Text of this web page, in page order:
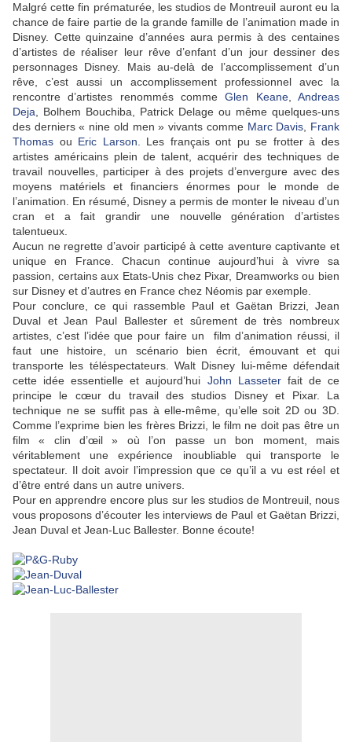
Malgré cette fin prématurée, les studios de Montreuil auront eu la
chance de faire partie de la grande famille de l’animation made in
Disney. Cette quinzaine d’années aura permis à des centaines
d’artistes de réaliser leur rêve d’enfant d’un jour dessiner des
personnages Disney. Mais au-delà de l’accomplissement d’un
rêve, c’est aussi un accomplissement professionnel avec la
rencontre d’artistes renommés commeGlen Keane,Andreas
Deja , Bolhem Bouchiba, Patrick Delage ou même quelques-uns
des derniers « nine old men » vivants comme Marc Davis
Frank
Thomas ou Eric Larson . Les français ont pu se frotter à des
artistes américains plein de talent, acquérir des techniques de
travail nouvelles, participer à des projets d’envergure avec des
moyens matériels et financiers énormes pour le monde de
l’animation. En résumé, Disney a permis de monter le niveau d’un
cran et a fait grandir une nouvelle génération d’artistes
talentueux.
Aucun ne regrette d’avoir participé à cette aventure captivante et
unique en France. Chacun continue aujourd’hui à vivre sa
passion, certains aux Etats-Unis chez Pixar, Dreamworks ou bien
sur Disney et d’autres en France chez Néomis par exemple.
Pour conclure, ce qui rassemble Paul et Gaëtan Brizzi, Jean
Duval et Jean Paul Ballester et sûrement de très nombreux
artistes, c’est l’idée que pour faire un film d’animation réussi, il
faut une histoire, un scénario bien écrit, émouvant et qui
transporte les téléspectateurs. Walt Disney lui-même défendait
cette idée essentielle et aujourd’hui John Lasseterfait de ce
principe le cœur du travail des studios Disney et Pixar. La
technique ne se suffit pas à elle-même, qu’elle soit 2D ou 3D.
Comme l’exprime bien les frères Brizzi, le film ne doit pas être un
film « clin d’œil » où l’on passe un bon moment, mais
véritablement une expérience inoubliable qui transporte le
spectateur. Il doit avoir l’impression que ce qu’il a vu est réel et
d’être entré dans un autre univers.
Pour en apprendre encore plus sur les studios de Montreuil, nous
vous proposons d’écouter les interviews de Paul et Gaëtan Brizzi,
Jean Duval et Jean-Luc Ballester. Bonne écoute!